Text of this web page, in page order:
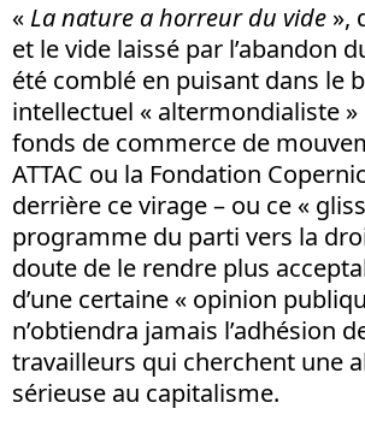
« La nature a horreur du vide »,
et le vide laissé par l’abandon
été comblé en puisant dans le
intellectuel « altermondialiste
fonds de commerce de
ATTAC ou la Fondation
derrière ce virage – ou ce «
programme du parti vers la
doute de le rendre plus
d’une certaine « opinion
n’obtiendra jamais l’adhésion
travailleurs qui cherchent une
sérieuse au capitalisme.